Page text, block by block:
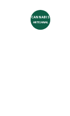
CANNABIS
ARTISANAL